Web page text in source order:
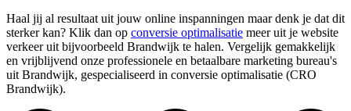
Haal jij al resultaat uit jouw online inspanningen maar denk je dat dit
sterker kan? Klik dan op conversie optimalisatie meer uit je website
verkeer uit bijvoorbeeld Brandwijk te halen. Vergelijk gemakkelijk
en vrijblijvend onze professionele en betaalbare marketing bureau's
uit Brandwijk, gespecialiseerd in conversie optimalisatie (CRO
Brandwijk).